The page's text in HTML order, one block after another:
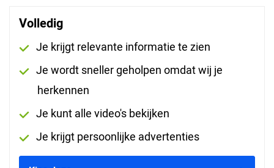
Volledig
Je krijgt relevante informatie te zien
Je wordt sneller geholpen omdat wij je
herkennen
Je kunt alle video's bekijken
Je krijgt persoonlijke advertenties
Algemene Voorwaarden AutoNiveau
Hier vindt u onze Algemene Voorwaarden van de
Remote Diagnostics. Download het bestand in pdf-
formaat.